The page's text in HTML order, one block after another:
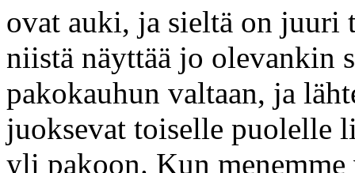
ovat auki, ja sieltä on juuri
niistä näyttää jo olevankin
pakokauhun valtaan, ja
juoksevat toiselle puolelle
yli pakoon. Kun menemme